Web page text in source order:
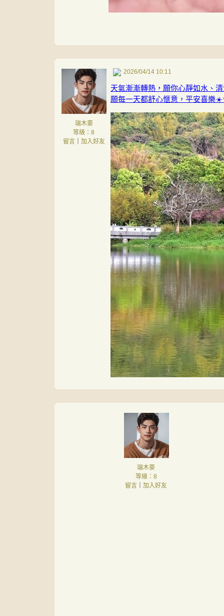
端木豪
等級：8
留言
加入好友
2026/04/14 10:11
天氣漸漸轉熱，願你心靜如水、
願每一天都舒心愜意，平安喜樂
端木豪
等級：8
留言 ｜加入好友